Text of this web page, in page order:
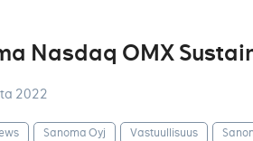
Nasdaq OMX
2022
Sanoma Oyj Vastuullisuus